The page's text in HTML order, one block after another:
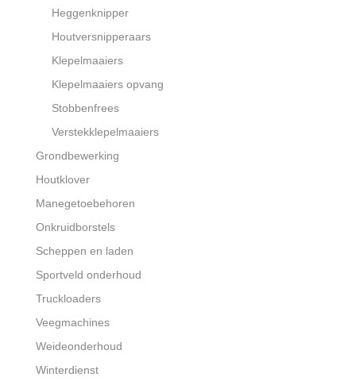
Heggenknipper
Houtversnipperaars
Klepelmaaiers
Klepelmaaiers opvang
Stobbenfrees
Verstekklepelmaaiers
Grondbewerking
Houtklover
Manegetoebehoren
Onkruidborstels
Scheppen en laden
Sportveld onderhoud
Truckloaders
Veegmachines
Weideonderhoud
Winterdienst